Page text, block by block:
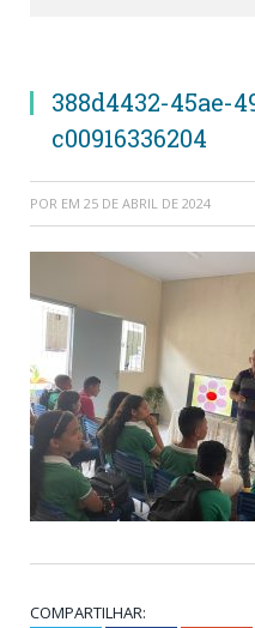
388d4432-45ae-
c00916336204
POR EM 25 DE ABRIL DE 2024
COMPARTILHAR: